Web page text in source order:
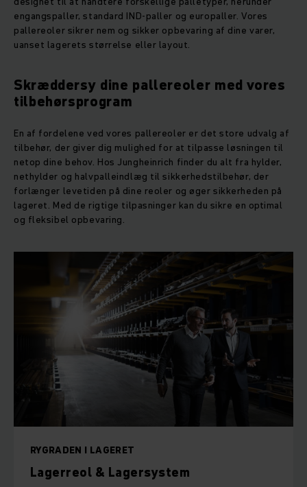
engangspaller, standard IND-paller og europaller. Vores
pallereoler sikrer nem og sikker opbevaring af dine varer,
uanset lagerets størrelse eller layout.
Skræddersy dine pallereoler med vores
tilbehørsprogram
En af fordelene ved vores pallereoler er det store udvalg af
tilbehør, der giver dig mulighed for at tilpasse løsningen til
netop dine behov. Hos Jungheinrich finder du alt fra hylder,
nethylder og halvpalleindlæg til sikkerhedstilbehør, der
forlænger levetiden på dine reoler og øger sikkerheden på
lageret. Med de rigtige tilpasninger kan du sikre en optimal
og fleksibel opbevaring.
RYGRADEN I LAGERET
Lagerreol & Lagersystem